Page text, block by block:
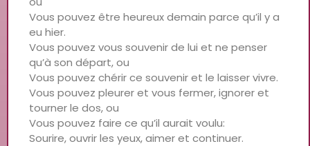
Vous pouvez être heureux demain parce qu’il y a
eu hier.
Vous pouvez vous souvenir de lui et ne penser
qu’à son départ, ou
Vous pouvez chérir ce souvenir et le laisser vivre.
Vous pouvez pleurer et vous fermer, ignorer et
tourner le dos, ou
Vous pouvez faire ce qu’il aurait voulu:
Sourire, ouvrir les yeux, aimer et continuer.